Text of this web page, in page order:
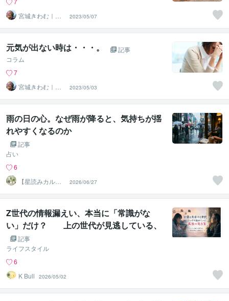
宮城きわむ｜オ
ンライン三線レ
ッスン
2023/05/07
元気が出ない時は・・・。
記事
コラム
7
宮城きわむ｜オ
ンライン三線レ
ッスン
2023/05/03
雨の日の心。なぜ雨が降ると、気持ちが揺
れやすくなるのか
記事
占い
6
【星読みカル
テ】水野慧
2026/06/27
Z世代の情報漏えい、本当に「常識がな
い」だけ？ 上の世代が見逃している、
彼らがこっそり始めていた孤独の処方箋
記事
ライフスタイル
6
K Bull
2026/05/02